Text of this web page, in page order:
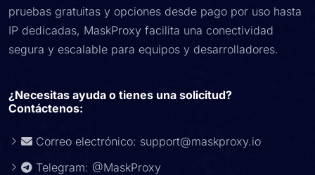
pruebas gratuitas y opciones desde pago por uso hasta
IP dedicadas, MaskProxy facilita una conectividad
segura y escalable para equipos y desarrolladores.
¿Necesitas ayuda o tienes una solicitud?
Contáctenos:
Correo electrónico: support@maskproxy.io
Telegram: @MaskProxy